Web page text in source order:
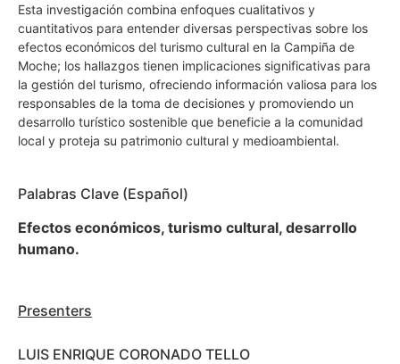
Esta investigación combina enfoques cualitativos y
cuantitativos para entender diversas perspectivas sobre los
efectos económicos del turismo cultural en la Campiña de
Moche; los hallazgos tienen implicaciones significativas para
la gestión del turismo, ofreciendo información valiosa para los
responsables de la toma de decisiones y promoviendo un
desarrollo turístico sostenible que beneficie a la comunidad
local y proteja su patrimonio cultural y medioambiental.
Palabras Clave (Español)
Efectos económicos, turismo cultural, desarrollo
humano.
Presenters
LUIS ENRIQUE CORONADO TELLO